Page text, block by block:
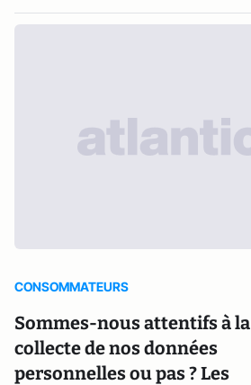
CONSOMMATEURS
Sommes-nous attentifs à la
collecte de nos données
personnelles ou pas ? Les